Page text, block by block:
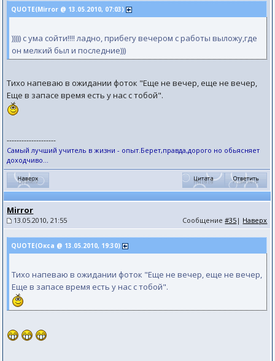
QUOTE(Mirror @ 13.05.2010, 07:03)
))))) c ума сойти!!!! ладно, прибегу вечером с работы выложу,где
он мелкий был и последние)))
Тихо напеваю в ожидании фоток "Еще не вечер, еще не вечер,
Еще в запасе время есть у нас с тобой".
--------------------
Самый лучший учитель в жизни - опыт.Берет,правда,дорого но обьясняет
доходчиво...
Mirror
13.05.2010, 21:55 Сообщение#35 | Наверх
QUOTE(Окса @ 13.05.2010, 19:30)
Тихо напеваю в ожидании фоток "Еще не вечер, еще не вечер,
Еще в запасе время есть у нас с тобой".